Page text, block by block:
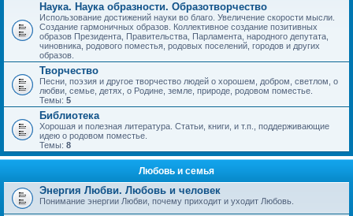
Наука. Наука образности. Образотворчество
Использование достижений науки во благо. Увеличение скорости мысли.
Создание гармоничных образов. Коллективное создание позитивных
образов Президента, Правительства, Парламента, народного депутата,
чиновника, родового поместья, родовых поселений, городов и других
образов.
Творчество
Песни, поэзия и другое творчество людей о хорошем, добром, светлом, о
любви, семье, детях, о Родине, земле, природе, родовом поместье.
Темы: 5
Библиотека
Хорошая и полезная литература. Статьи, книги, и т.п., поддерживающие
идею о родовом поместье.
Темы: 8
Любовь и семья
Энергия Любви. Любовь и человек
Понимание энергии Любви, почему приходит и уходит Любовь.